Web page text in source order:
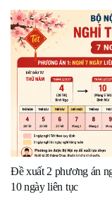
Đề xuất 2 phương án
10 ngày liên tục